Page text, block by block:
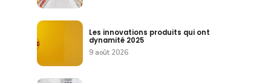
Les innovations produits qui ont
dynamité 2025
9 août 2026